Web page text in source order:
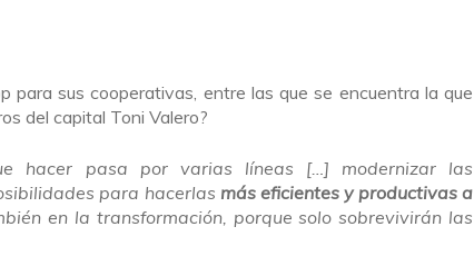
para sus cooperativas, entre las que se encuentra la que
del capital Toni Valero?
hacer pasa por varias líneas […] modernizar las
para hacerlas más eficientes y productivas a
en la transformación, porque solo sobrevivirán las